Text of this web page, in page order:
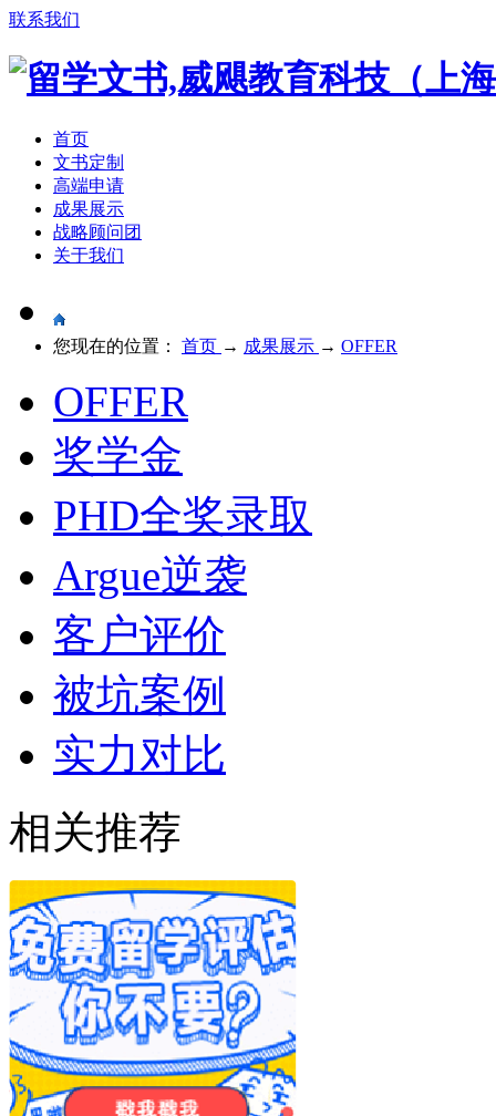
联系我们
首页
文书定制
高端申请
成果展示
战略顾问团
关于我们
您现在的位置： 首页 → 成果展示 → OFFER
OFFER
奖学金
PHD全奖录取
Argue逆袭
客户评价
被坑案例
实力对比
相关推荐